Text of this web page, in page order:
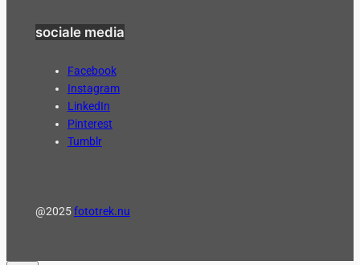
sociale media
Facebook
Instagram
LinkedIn
Pinterest
Tumblr
@2025fototrek.nu